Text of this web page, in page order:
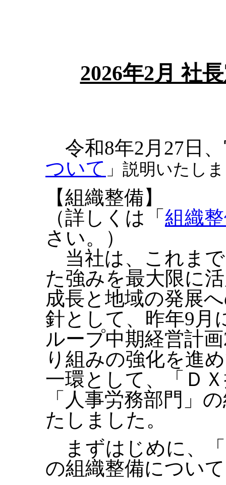
2026年2月 社
令和8年2月27日
ついて 」 説明いたし
【組織整備】
（詳しくは「 組織
さい。）
当社は、これま
た強みを最大限に
成長と地域の発展
針として、昨年9月
ループ中期経営計
り組みの強化を進
一環として、「Ｄ
「人事労務部門」
たしました。
まずはじめに、
の組織整備につい